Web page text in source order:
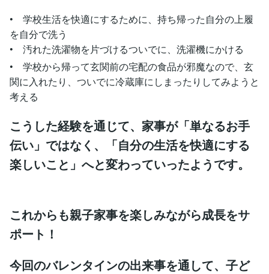
• 学校生活を快適にするために、持ち帰った自分の上履
を自分で洗う
• 汚れた洗濯物を片づけるついでに、洗濯機にかける
• 学校から帰って玄関前の宅配の食品が邪魔なので、玄
関に入れたり、ついでに冷蔵庫にしまったりしてみようと
考える
こうした経験を通じて、家事が「単なるお手
伝い」ではなく、「自分の生活を快適にする
楽しいこと」へと変わっていったようです。
これからも親子家事を楽しみながら成長をサ
ポート！
今回のバレンタインの出来事を通して、子ど